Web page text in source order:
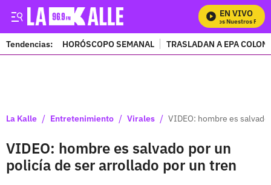
EN VIVO
Mira Todos Nuestros
Tendencias: HORÓSCOPO SEMANAL TRASLADAN A EPA
La Kalle / Entretenimiento / Virales / VIDEO: hombre es
VIDEO: hombre es salvado por un
policía de ser arrollado por un tren